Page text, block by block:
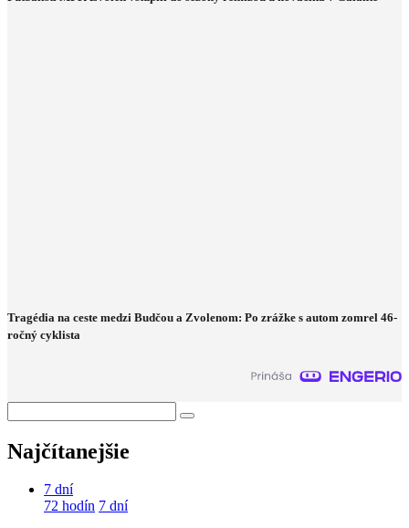
Tragédia na ceste medzi Budčou a Zvolenom: Po zrážke s autom zomrel 46-
ročný cyklista
Najčítanejšie
7 dní
72 hodín 7 dní